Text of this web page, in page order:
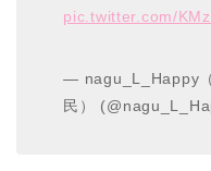
pic.twitter.com/
— nagu_L_Happy
民）